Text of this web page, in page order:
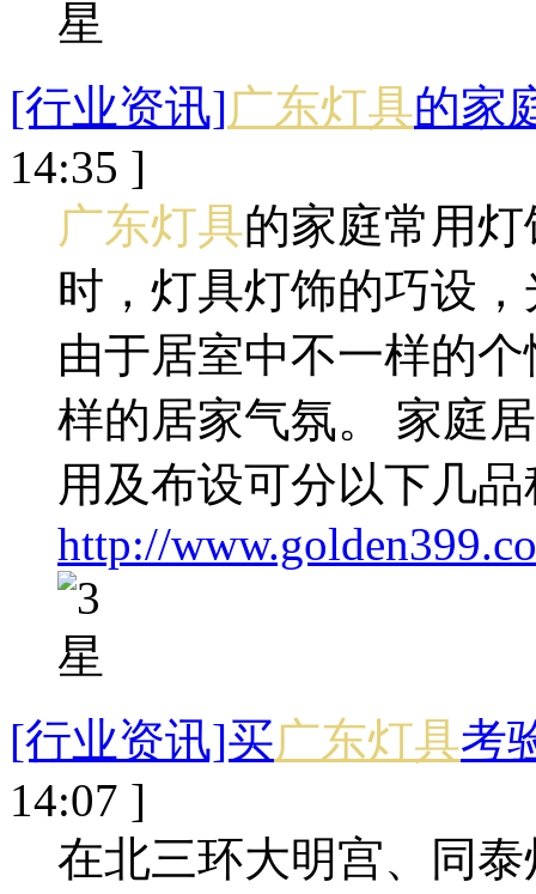
[行业资讯]广东灯具的家
14:35 ]
广东灯具的家庭常用
时，灯具灯饰的巧设
由于居室中不一样的
样的居家气氛。 家庭
用及布设可分以下几
http://
[行业资讯]买广东灯具考
14:07 ]
在北三环大明宫、同